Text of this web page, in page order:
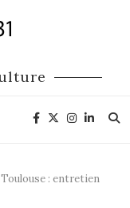
: entretien